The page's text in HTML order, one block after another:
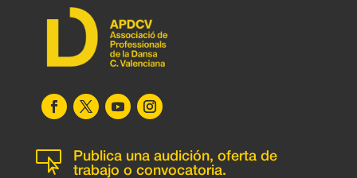

Publica una audición, oferta de
trabajo o convocatoria.